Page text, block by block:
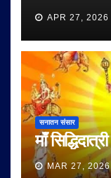
APR 27, 2026
सनातन संसार
माँ
MAR 27, 2026